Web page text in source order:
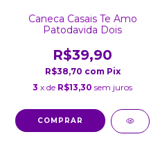
Caneca Casais Te Amo
Patodavida Dois
R$39,90
R$38,70 com Pix
3 x de R$13,30 sem juros
COMPRAR